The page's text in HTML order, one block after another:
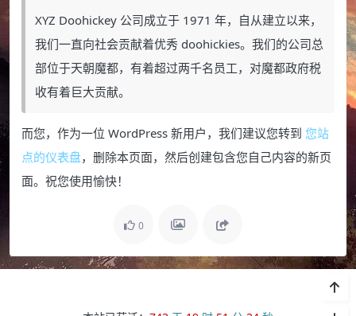
XYZ Doohickey 公司成立于 1971 年，自从建立以来，
我们一直向社会贡献着优秀 doohickies。我们的公司总
部位于天朝魔都，有着超过两千名员工，对魔都政府税
收有着巨大贡献。
而您，作为一位 WordPress 新用户，我们建议您转到 您站
点的仪表盘，删除本页面，然后创建包含您自己内容的新页
面。祝您使用愉快！
0